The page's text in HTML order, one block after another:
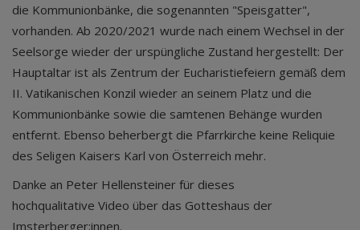
die Kommunionbänke, die sogenannten "Speisgatter",
vorhanden. Ab 2020/2021 wurde nach einem Wechsel in der
Seelsorge wieder der urspüngliche Zustand hergestellt: Der
Hauptaltar ist als Zentrum der Eucharistiefeiern gemäß dem
II. Vatikanischen Konzil wieder an seinem Platz und die
Kommunionbänke sowie die samtenen Behänge wurden
entfernt. Ebenso beherbergt die Pfarrkirche keine Reliquie
des Seligen Kaisers Karl von Österreich mehr.
Danke an Peter Hellensteiner für dieses
hochqualitative Video über das Gotteshaus der
Imsterberger:innen.